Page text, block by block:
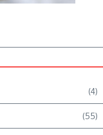
(4)
(55)